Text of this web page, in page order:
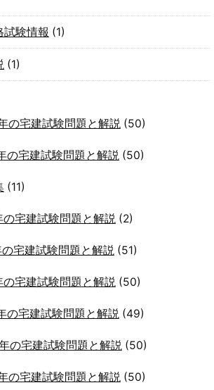
試験情報 (1)
(1)
の宅建試験問題と解説(50)
の宅建試験問題と解説(50)
(11)
宅建試験問題と解説(2)
宅建試験問題と解説(51)
宅建試験問題と解説(50)
の宅建試験問題と解説(49)
の宅建試験問題と解説(50)
の宅建試験問題と解説(50)